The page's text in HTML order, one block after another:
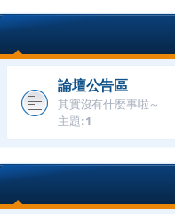
論壇公告區
其實沒有什麼事啦～
主題:1